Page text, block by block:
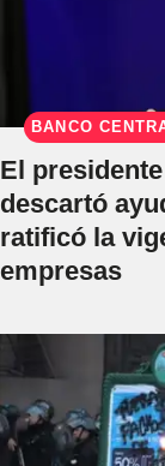
BANCO
El
descartó
ratificó la
empresas